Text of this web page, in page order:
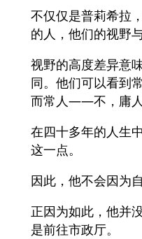
不仅仅是普莉希拉
的人，他们的视野
视野的高度差异意
同。他们可以看到
而常人——不，庸人
在四十多年的人生
这一点。
因此，他不会因为
正因为如此，他并
是前往市政厅。